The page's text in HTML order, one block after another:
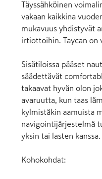
Täyssähköinen
vakaan kaikkina
mukavuus yhdistyvät
irtiottoihin. Taycan on
Sisätiloissa pääset
säädettävät
takaavat hyvän olon
avaruutta, kun taas
kylmistäkin aamuista
navigointijärjestelmä
yksin tai lasten kanssa.
Kohokohdat: